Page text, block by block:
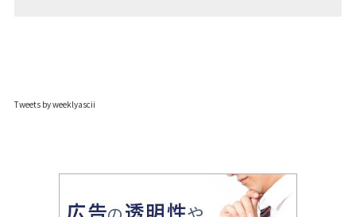
Tweets by weeklyascii